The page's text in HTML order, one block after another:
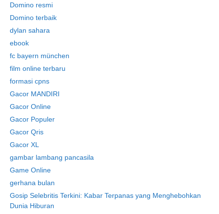
Domino resmi
Domino terbaik
dylan sahara
ebook
fc bayern münchen
film online terbaru
formasi cpns
Gacor MANDIRI
Gacor Online
Gacor Populer
Gacor Qris
Gacor XL
gambar lambang pancasila
Game Online
gerhana bulan
Gosip Selebritis Terkini: Kabar Terpanas yang Menghebohkan
Dunia Hiburan